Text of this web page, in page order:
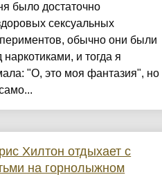
было достаточно
сексуальных
обычно они были
наркотиками, и тогда я
"О, это моя фантазия", но
Хилтон отдыхает с
на горнолыжном